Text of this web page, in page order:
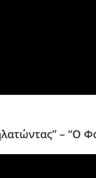
– “Ο